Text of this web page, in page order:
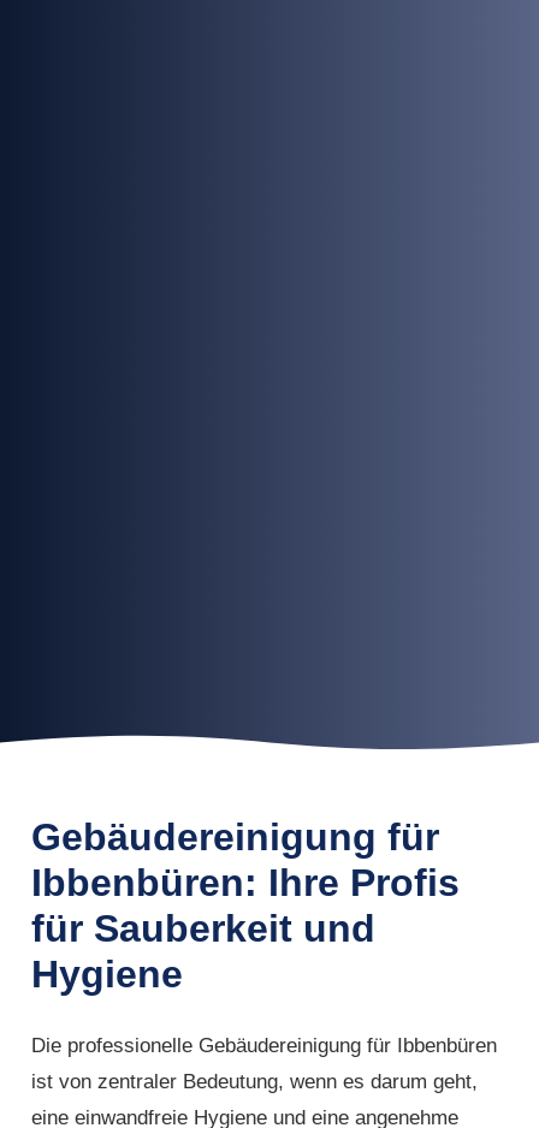
Gebäudereinigung für
Ibbenbüren: Ihre Profis
für Sauberkeit und
Hygiene
Die professionelle Gebäudereinigung für Ibbenbüren
ist von zentraler Bedeutung, wenn es darum geht,
eine einwandfreie Hygiene und eine angenehme